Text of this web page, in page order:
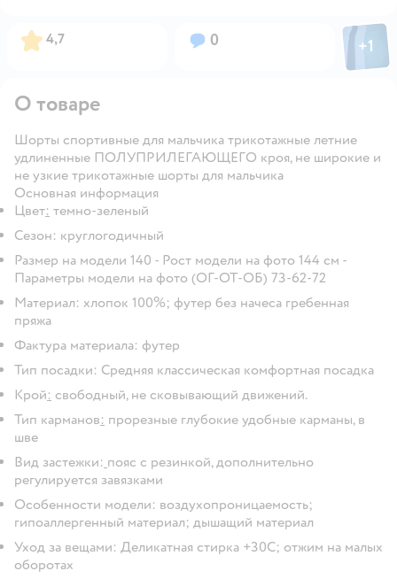
Рейтинг:
4,7 Вопросов:
0 Фото
+1
О товаре
Шорты спортивные для мальчика трикотажные летние
удлиненные ПОЛУПРИЛЕГАЮЩЕГО кроя, не широкие и
не узкие трикотажные шорты для мальчика
Основная информация
Цвет: темно-зеленый
Сезон: круглогодичный
Размер на модели 140 - Рост модели на фото 144 см -
Параметры модели на фото (ОГ-ОТ-ОБ) 73-62-72
Материал: хлопок 100%; футер без начеса гребенная
пряжа
Фактура материала: футер
Тип посадки: Средняя классическая комфортная посадка
Крой: свободный, не сковывающий движений.
Тип карманов: прорезные глубокие удобные карманы, в
шве
Вид застежки: пояс с резинкой, дополнительно
регулируется завязками
Особенности модели: воздухопроницаемость;
гипоаллергенный материал; дышащий материал
Уход за вещами: Деликатная стирка +30С; отжим на малых
оборотах